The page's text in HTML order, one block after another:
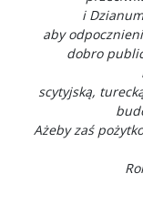
i
aby
dobro
scytyjską,
Ażeby zaś